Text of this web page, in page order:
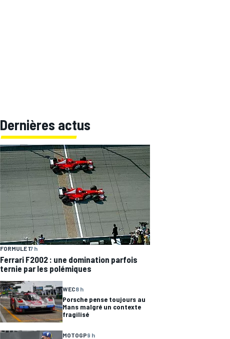
Dernières actus
FORMULE 17 h
Ferrari F2002 : une domination parfois
ternie par les polémiques
WEC8 h
Porsche pense toujours au
Mans malgré un contexte
fragilisé
MOTOGP9 h